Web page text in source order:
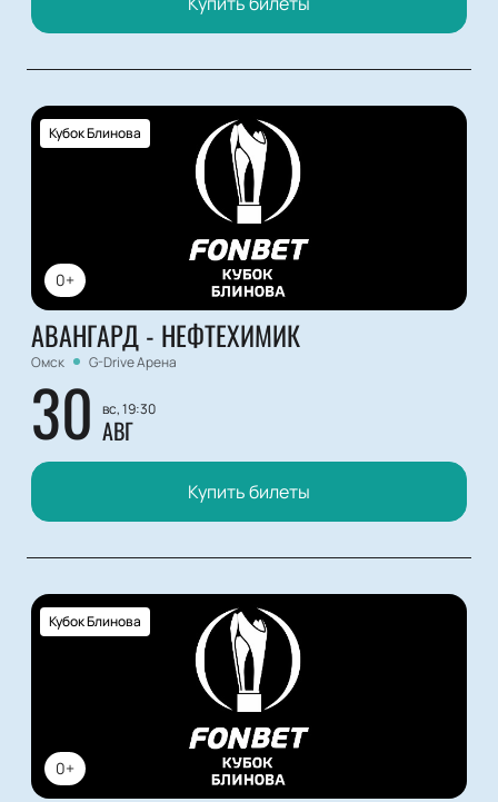
0+
Кубок Блинова
АВАНГАРД - НЕФТЕХИМИК
Омск G-Drive Арена
30 вс, 19:30
АВГ
Купить билеты
0+
Кубок Блинова